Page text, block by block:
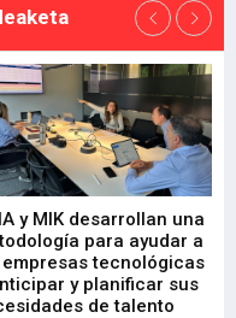
y MIK desarrollan una
para ayudar a
empresas tecnológicas
y planificar sus
de talento